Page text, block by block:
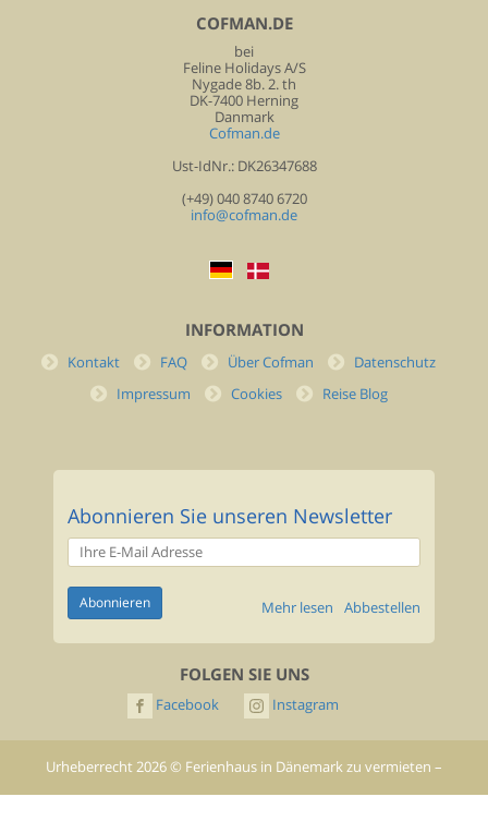
COFMAN.DE
bei
Feline Holidays A/S
Nygade 8b. 2. th
DK-7400 Herning
Danmark
Cofman.de
Ust-IdNr.: DK26347688
(+49) 040 8740 6720
info@cofman.de
INFORMATION
Kontakt FAQ Über Cofman
Datenschutz
Impressum
Cookies Reise Blog
Abonnieren Sie unseren Newsletter
Abbestellen
Mehr lesen
FOLGEN SIE UNS
Facebook Instagram
Urheberrecht2026© Ferienhaus in Dänemark zu vermieten –